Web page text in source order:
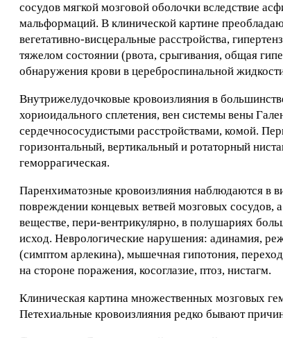
сосудов мягкой мозговой оболочки вследствие
мальформаций. В клинической картине
вегетативно-висцеральные расстройства,
тяжелом состоянии (рвота, срыгивания, общая
обнаружения крови в цереброспинальной
Внутрижелудочковые кровоизлияния в
хориоидального сплетения, вен системы вены
сердечнососудистыми расстройствами, комой.
горизонтальный, вертикальный и ротаторный
геморрагическая.
Паренхиматозные кровоизлияния наблюдаются в
повреждении концевых ветвей мозговых
веществе, пери-вентрикулярно, в полушариях
исход. Неврологические нарушения: адинамия,
(симптом арлекина), мышечная гипотония,
на стороне поражения, косоглазие, птоз, нистагм.
Клиническая картина множественных мозговых
Петехиальные кровоизлияния редко бывают